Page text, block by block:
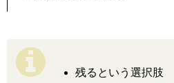
残るという選択肢